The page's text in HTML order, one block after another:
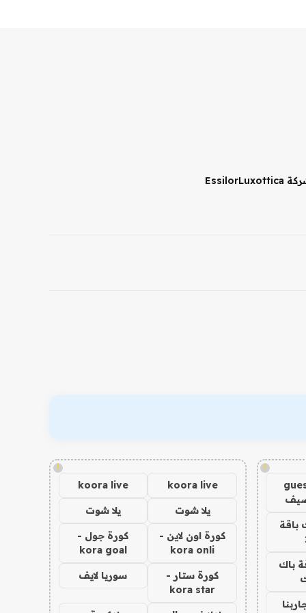
!
باقة
باك
!
koora live
koora live
يلا شوت يلا شوت
كورة اون لاين -
kora onli
كورة جول -
kora goal
كورة ستار -
kora star
سوريا لايف